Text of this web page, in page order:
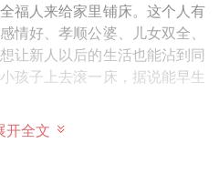
福人来给家里铺床。这个人有
情好、孝顺公婆、儿女双全、
让新人以后的生活也能沾到同
孩子上去滚一床，据说能早生
开全文